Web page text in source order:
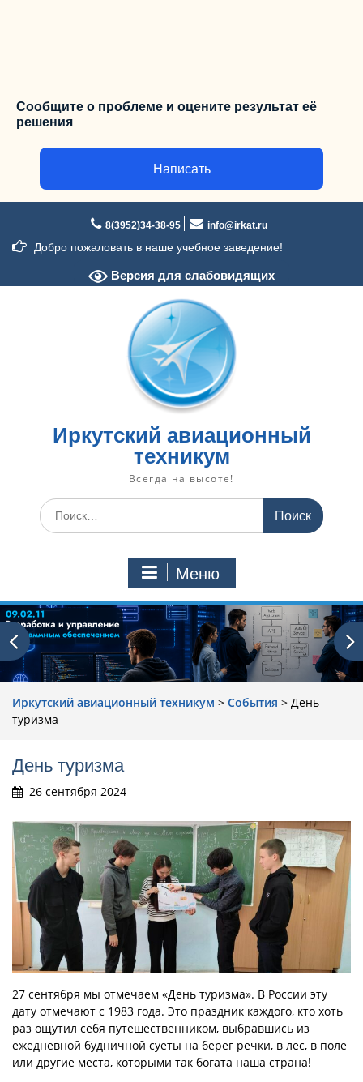
Сообщите о проблеме и оцените результат её
решения
Написать
содержимому
8(3952)34-38-95 info@irkat.ru
Добро пожаловать в наше учебное заведение!
Версия для слабовидящих
Иркутский авиационный
техникум
Всегда на высоте!
Искать:
Меню
Иркутский авиационный техникум > События > День
туризма
День туризма
26 сентября 2024
27 сентября мы отмечаем «День туризма». В России эту
дату отмечают с 1983 года. Это праздник каждого, кто хоть
раз ощутил себя путешественником, выбравшись из
ежедневной будничной суеты на берег речки, в лес, в поле
или другие места, которыми так богата наша страна!